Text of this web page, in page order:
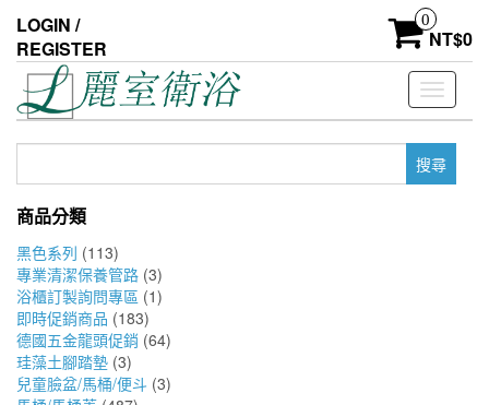
the
content
LOGIN /
REGISTER
0
NT$0
Toggle
鍵
商品分類
黑色系列 (113)
專業清潔保養管路 (3)
浴櫃訂製詢問專區 (1)
即時促銷商品 (183)
德國五金龍頭促銷 (64)
珪藻土腳踏墊 (3)
兒童臉盆/馬桶/便斗 (3)